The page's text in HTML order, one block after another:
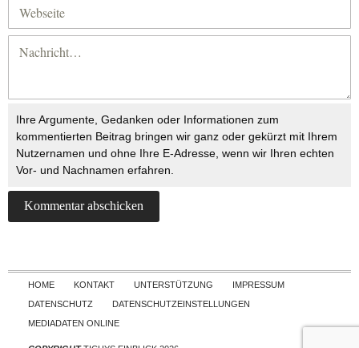
Ihre Argumente, Gedanken oder Informationen zum
kommentierten Beitrag bringen wir ganz oder gekürzt mit Ihrem
Nutzernamen und ohne Ihre E-Adresse, wenn wir Ihren echten
Vor- und Nachnamen erfahren.
Skip to content
HOME KONTAKT UNTERSTÜTZUNG
IMPRESSUM
DATENSCHUTZ
DATENSCHUTZEINSTELLUNGEN
MEDIADATEN ONLINE